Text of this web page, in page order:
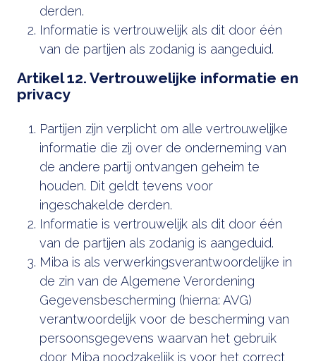
derden.
Informatie is vertrouwelijk als dit door één
van de partijen als zodanig is aangeduid.
Artikel 12. Vertrouwelijke informatie en
privacy
Partijen zijn verplicht om alle vertrouwelijke
informatie die zij over de onderneming van
de andere partij ontvangen geheim te
houden. Dit geldt tevens voor
ingeschakelde derden.
Informatie is vertrouwelijk als dit door één
van de partijen als zodanig is aangeduid.
Miba is als verwerkingsverantwoordelijke in
de zin van de Algemene Verordening
Gegevensbescherming (hierna: AVG)
verantwoordelijk voor de bescherming van
persoonsgegevens waarvan het gebruik
door Miba noodzakelijk is voor het correct